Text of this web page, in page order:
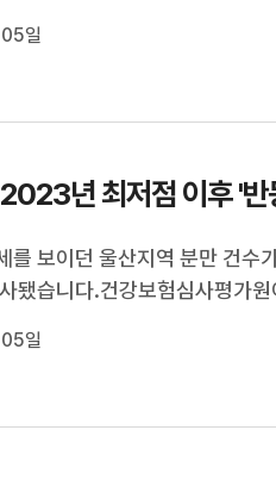
높은 것으로 나타났습니다.연
일
년 최저점 이후 '반
를 보이던 울산지역 분만 건수
됐습니다.건강보험심사평가
했습니다.하지만 지난 2023년
일